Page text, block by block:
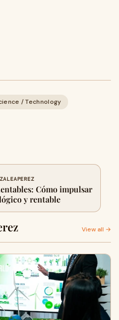
/ Technology
Cómo impulsar
y rentable
View all →